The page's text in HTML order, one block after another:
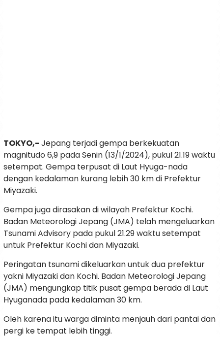
TOKYO,- Jepang terjadi gempa berkekuatan
magnitudo 6,9 pada Senin (13/1/2024), pukul 21.19 waktu
setempat. Gempa terpusat di Laut Hyuga-nada
dengan kedalaman kurang lebih 30 km di Prefektur
Miyazaki.
Gempa juga dirasakan di wilayah Prefektur Kochi.
Badan Meteorologi Jepang (JMA) telah mengeluarkan
Tsunami Advisory pada pukul 21.29 waktu setempat
untuk Prefektur Kochi dan Miyazaki.
Peringatan tsunami dikeluarkan untuk dua prefektur
yakni Miyazaki dan Kochi. Badan Meteorologi Jepang
(JMA) mengungkap titik pusat gempa berada di Laut
Hyuganada pada kedalaman 30 km.
Oleh karena itu warga diminta menjauh dari pantai dan
pergi ke tempat lebih tinggi.